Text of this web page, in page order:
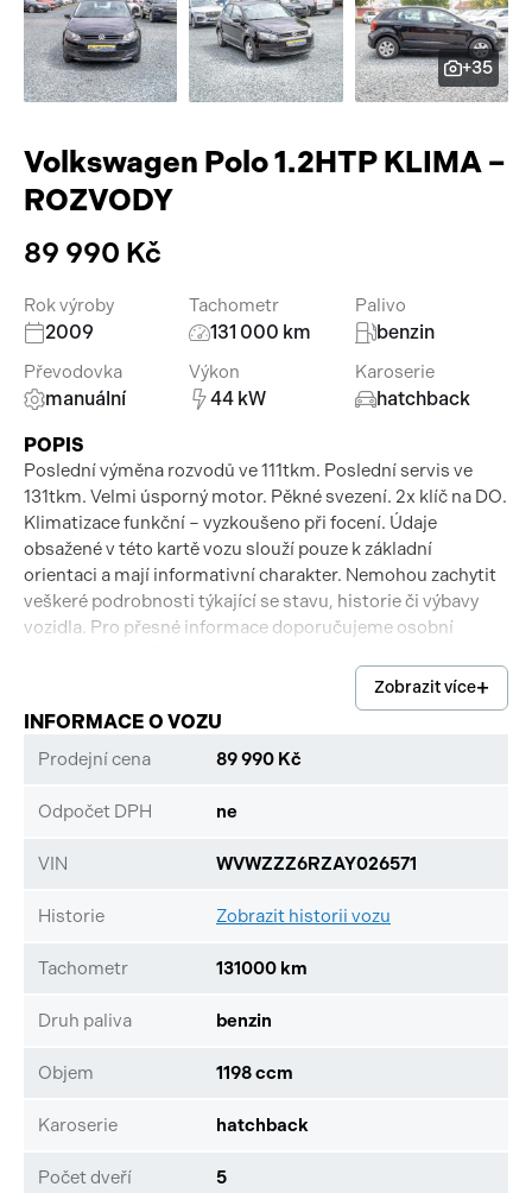
Pracovní stroje
Náhradní díly
Příslušenství
Auto a život
Videa
+35
Volkswagen Polo 1.2HTP KLIMA –
ROZVODY
89 990 Kč
Rok výroby
2009
Tachometr
131 000 km
Palivo
benzin
Převodovka
manuální
Výkon
44 kW
Karoserie
hatchback
POPIS
Poslední výměna rozvodů ve 111tkm. Poslední servis ve
131tkm. Velmi úsporný motor. Pěkné svezení. 2x klíč na DO.
Klimatizace funkční – vyzkoušeno při focení. Údaje
obsažené v této kartě vozu slouží pouze k základní
orientaci a mají informativní charakter. Nemohou zachytit
veškeré podrobnosti týkající se stavu, historie či výbavy
vozidla. Pro přesné informace doporučujeme osobní
uzavření kupní smlouvy dle Občanského zákoníku § 1731 a §
Zobrazit více
INFORMACE O VOZU
Prodejní cena 89 990 Kč
Odpočet DPH ne
VIN WVWZZZ6RZAY026571
Historie Zobrazit historii vozu
Tachometr 131000 km
Druh paliva benzin
Objem 1198 ccm
Karoserie hatchback
Počet dveří 5